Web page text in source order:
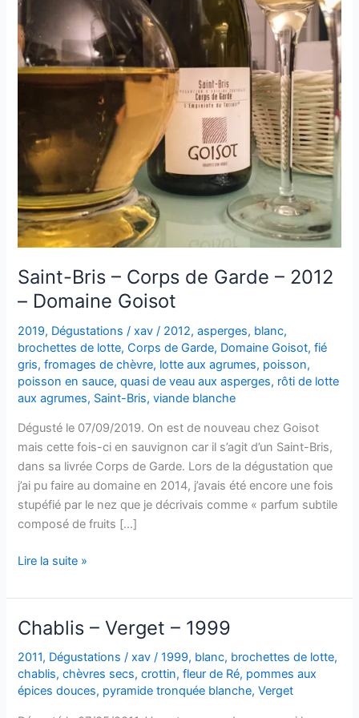
Saint-Bris – Corps de Garde – 2012
– Domaine Goisot
2019, Dégustations /xav/ 2012,asperges, blanc,
brochettes de lotte,Corps de Garde, Domaine Goisot,fié
gris,fromages de chèvre, lotte aux agrumes, poisson,
poisson en sauce,quasi de veau aux asperges, rôti de lotte
aux agrumes, Saint-Bris,viande blanche
Dégusté le 07/09/2019. On est de nouveau chez Goisot
mais cette fois-ci en sauvignon car il s’agit d’un Saint-Bris,
dans sa livrée Corps de Garde. Lors de la dégustation que
j’ai pu faire au domaine en 2014, j’avais été encore une fois
stupéfié par le nez que je décrivais comme « parfum subtile
composé de fruits […]
Saint-
–
Corps
de
Garde
–
2012
–
Lire la suite »
Chablis – Verget – 1999
2011, Dégustations /xav/1999, blanc, brochettes de lotte,
chablis,chèvres secs,crottin,fleur de Ré, pommes aux
épices douces, pyramide tronquée blanche,Verget